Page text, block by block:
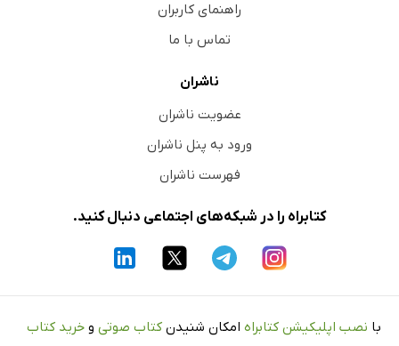
راهنمای کاربران
تماس با ما
ناشران
عضویت ناشران
ورود به پنل ناشران
فهرست ناشران
کتابراه را در شبکه‌های اجتماعی دنبال کنید.
با نصب اپلیکیشن کتابراه امکان شنیدن کتاب صوتی و خرید کتاب